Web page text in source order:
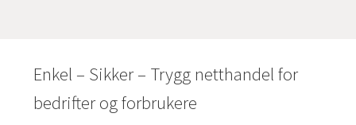
Enkel – Sikker – Trygg netthandel for
bedrifter og forbrukere